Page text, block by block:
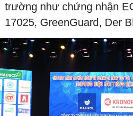
trường như chứng nhận
17025, GreenGuard, Der